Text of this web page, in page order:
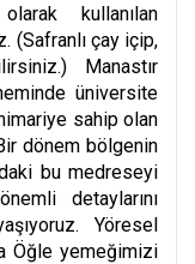
kullanılan
(Safranlı çay içip,
Manastır
üniversite
sahip olan
dönem bölgenin
bu medreseyi
detaylarını
Yöresel
Öğle yemeğimizi